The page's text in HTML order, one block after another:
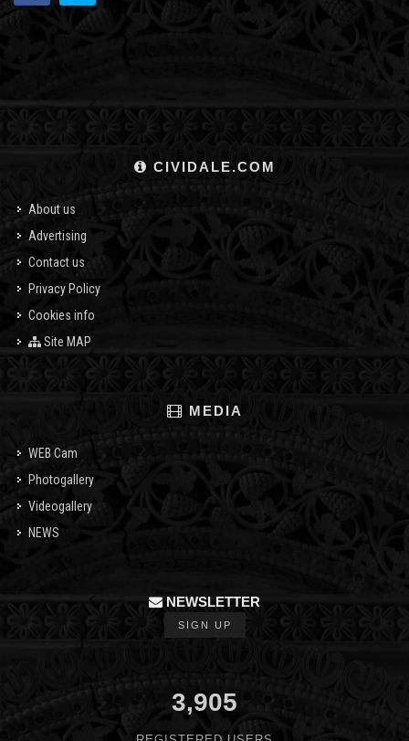
CIVIDALE.COM
About us
Advertising
Contact us
Privacy Policy
Cookies info
Site MAP
MEDIA
WEB Cam
Photogallery
Videogallery
NEWS
NEWSLETTER
SIGN UP
3,905